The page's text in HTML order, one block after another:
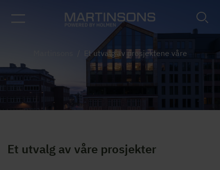
/ Et utvalg av prosjektene våre
Et utvalg av våre prosjekter